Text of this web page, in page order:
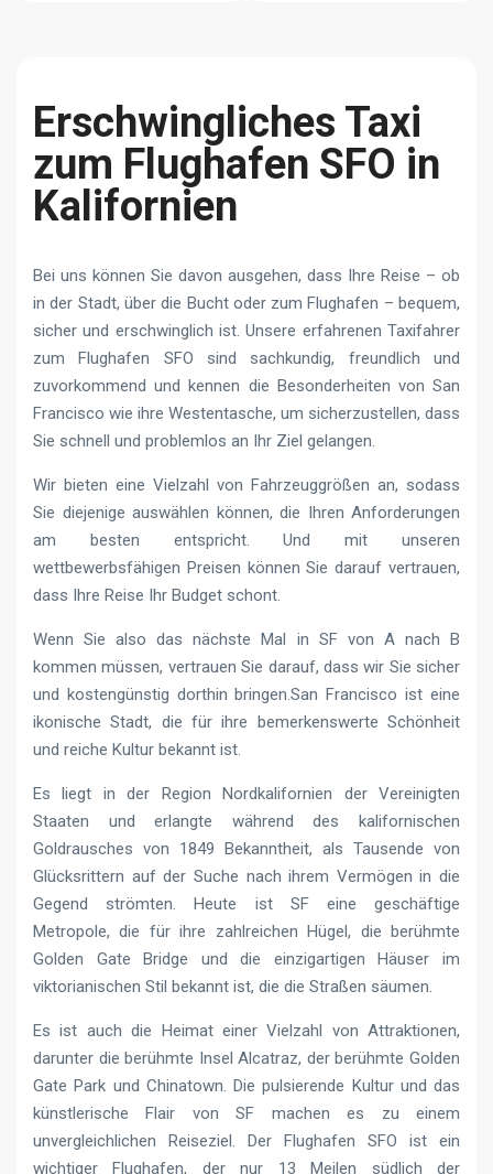
Erschwingliches Taxi
zum Flughafen SFO in
Kalifornien
Bei uns können Sie davon ausgehen, dass Ihre Reise – ob
in der Stadt, über die Bucht oder zum Flughafen – bequem,
sicher und erschwinglich ist. Unsere erfahrenen Taxifahrer
zum Flughafen SFO sind sachkundig, freundlich und
zuvorkommend und kennen die Besonderheiten von San
Francisco wie ihre Westentasche, um sicherzustellen, dass
Sie schnell und problemlos an Ihr Ziel gelangen.
Wir bieten eine Vielzahl von Fahrzeuggrößen an, sodass
Sie diejenige auswählen können, die Ihren Anforderungen
am besten entspricht. Und mit unseren
wettbewerbsfähigen Preisen können Sie darauf vertrauen,
dass Ihre Reise Ihr Budget schont.
Wenn Sie also das nächste Mal in SF von A nach B
kommen müssen, vertrauen Sie darauf, dass wir Sie sicher
und kostengünstig dorthin bringen.San Francisco ist eine
ikonische Stadt, die für ihre bemerkenswerte Schönheit
und reiche Kultur bekannt ist.
Es liegt in der Region Nordkalifornien der Vereinigten
Staaten und erlangte während des kalifornischen
Goldrausches von 1849 Bekanntheit, als Tausende von
Glücksrittern auf der Suche nach ihrem Vermögen in die
Gegend strömten. Heute ist SF eine geschäftige
Metropole, die für ihre zahlreichen Hügel, die berühmte
Golden Gate Bridge und die einzigartigen Häuser im
viktorianischen Stil bekannt ist, die die Straßen säumen.
Es ist auch die Heimat einer Vielzahl von Attraktionen,
darunter die berühmte Insel Alcatraz, der berühmte Golden
Gate Park und Chinatown. Die pulsierende Kultur und das
künstlerische Flair von SF machen es zu einem
unvergleichlichen Reiseziel. Der Flughafen SFO ist ein
wichtiger Flughafen, der nur 13 Meilen südlich der